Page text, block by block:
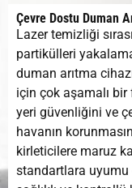
Çalışma ortamı
Çalışma Nemi
Çevre Dostu Duman
Lazer temizliği
partikülleri
duman arıtma
için çok aşamalı
yeri güvenliğini ve
havanın
kirleticilere maruz
standartlara uyumu